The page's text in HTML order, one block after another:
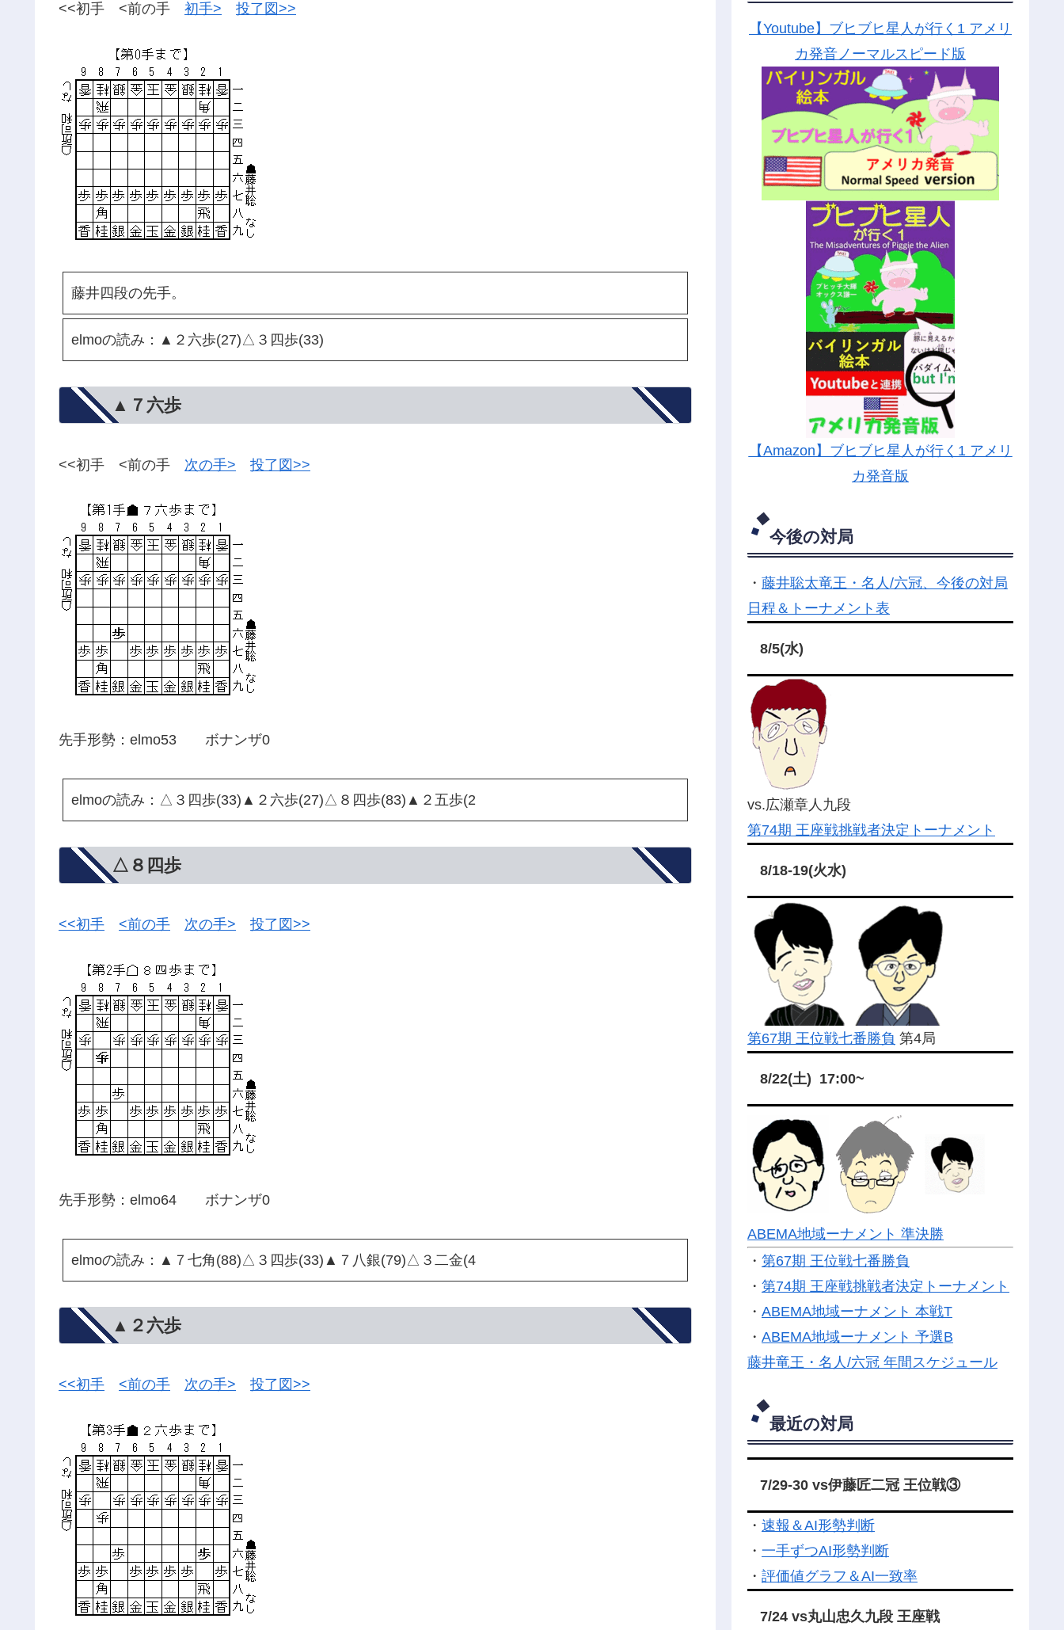
<<初手 <前の手 初手> 投了図>>
藤井四段の先手。
elmoの読み：▲２六歩(27)△３四歩(33)
▲７六歩
<<初手 <前の手 次の手> 投了図>>
先手形勢：elmo53 ボナンザ0
elmoの読み：△３四歩(33)▲２六歩(27)△８四歩(83)▲２五歩(2
△８四歩
<<初手 <前の手 次の手> 投了図>>
先手形勢：elmo64 ボナンザ0
elmoの読み：▲７七角(88)△３四歩(33)▲７八銀(79)△３二金(4
▲２六歩
<<初手 <前の手 次の手> 投了図>>
【Youtube】ブヒブヒ星人が行く1 アメリ
カ発音ノーマルスピード版
【Amazon】ブヒブヒ星人が行く1 アメリ
カ発音版
今後の対局
・ 藤井聡太竜王・名人/六冠、今後の対局
日程＆トーナメント表
8/5(水)
vs.広瀬章人九段
第74期 王座戦挑戦者決定トーナメント
8/18-19(火水)
第67期 王位戦七番勝負 第4局
8/22(土) 17:00~
ABEMA地域ーナメント 準決勝
・ 第67期 王位戦七番勝負
・ 第74期 王座戦挑戦者決定トーナメント
・ ABEMA地域ーナメント 本戦T
・ ABEMA地域ーナメント 予選B
藤井竜王・名人/六冠 年間スケジュール
最近の対局
7/29-30 vs伊藤匠二冠 王位戦③
・ 速報＆AI形勢判断
・ 一手ずつAI形勢判断
・ 評価値グラフ＆AI一致率
7/24 vs丸山忠久九段 王座戦